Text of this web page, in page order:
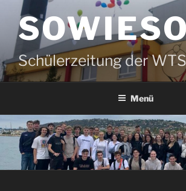
Inhalt
springen
Schülerzeitung der WTS
Menü